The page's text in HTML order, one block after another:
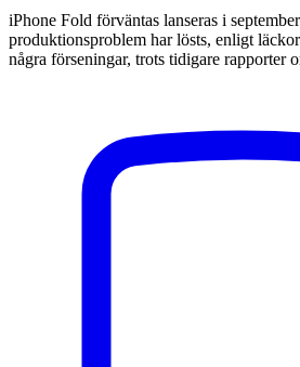
iPhone Fold förväntas lanseras i
produktionsproblem har lösts, enligt
några förseningar, trots tidigare rapporter